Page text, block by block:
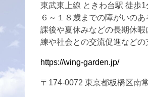
東武東上線 ときわ台駅 徒歩1
６～１８歳までの障がいの
課後や夏休みなどの長期休暇
練や社会との交流促進などの
https://wing-garden.jp/
〒174-0072 東京都板橋区南